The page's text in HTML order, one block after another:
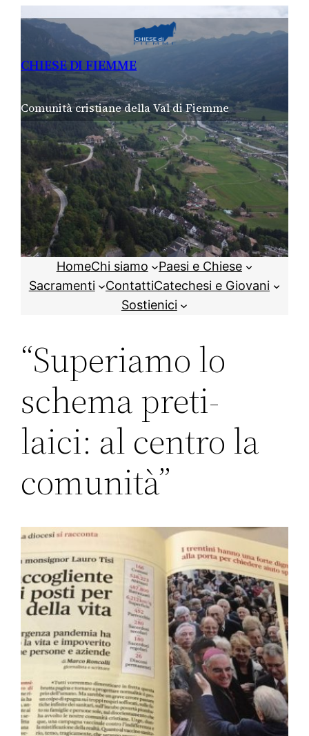
CHIESE DI FIEMME
Comunità cristiane della Val di Fiemme
HomeChi siamo
Paesi e Chiese
Sacramenti
ContattiCatechesi e Giovani
Sostienici
“Superiamo lo
schema preti-
laici: al centro la
comunità”